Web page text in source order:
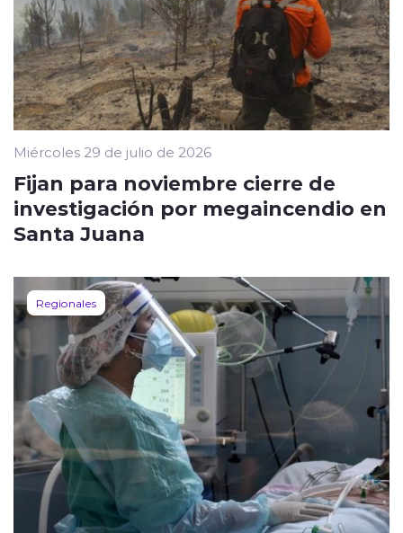
Miércoles 29 de julio de 2026
Fijan para noviembre cierre de
investigación por megaincendio en
Santa Juana
Regionales